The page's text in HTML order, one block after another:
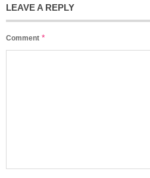
LEAVE A REPLY
Comment *